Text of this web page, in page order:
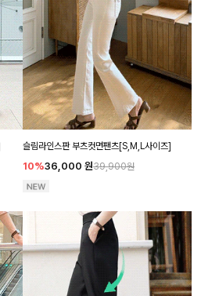
슬림라인스판 부츠컷면팬츠[S,M,L사이즈]
10%36,000 원39,900원